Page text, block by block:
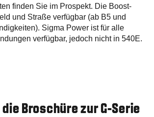
finden Sie im Prospekt. Die Boost-
und Straße verfügbar (ab B5 und
Sigma Power ist für alle
verfügbar, jedoch nicht in 540E.
die Broschüre zur G-Serie